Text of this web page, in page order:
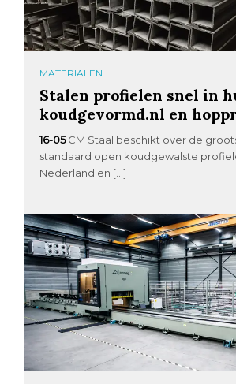
MATERIALEN
Stalen profielen snel in
koudgevormd.nl en
16-05 CM Staal beschikt over de
standaard open koudgewalste
Nederland en […]